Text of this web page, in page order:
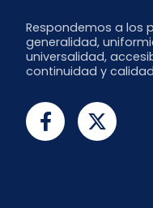
Respondemos a los
generalidad,
universalidad,
continuidad y